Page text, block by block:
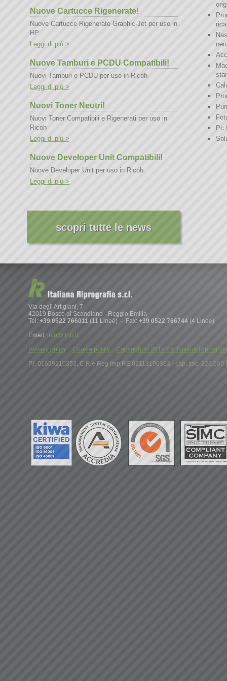
Nuove Cartucce Rigenerate!
Nuove Cartucce Rigenerate Graphic-Jet per uso in
HP
Leggi di più >
Nuove Tamburi e PCDU Compatibili!
Nuovi Tamburi e PCDU per uso in Ricoh
Leggi di più >
Nuovi Toner Neutri!
Nuovi Toner Compatibili e Rigenerati per uso in
Ricoh
Leggi di più >
Nuove Developer Unit Compatibili!
Nuove Developer Unit per uso in Ricoh
Leggi di più >
scopri tutte le news
Pc
Via degli Artigiani, 7
42019 Bosco di Scandiano - Reggio Emilia
Tel: +39 0522 766011 (11 Linee) - Fax: +39 0522 766744 (4 Linee)
Email: info@itrip.it
Privacy policy
Cookie policy
Copyright © 2019 I.R. Italiana
P.I. 01659210353, C.F. e Reg Imp.RE 02113190363 - cap. soc. 223.600